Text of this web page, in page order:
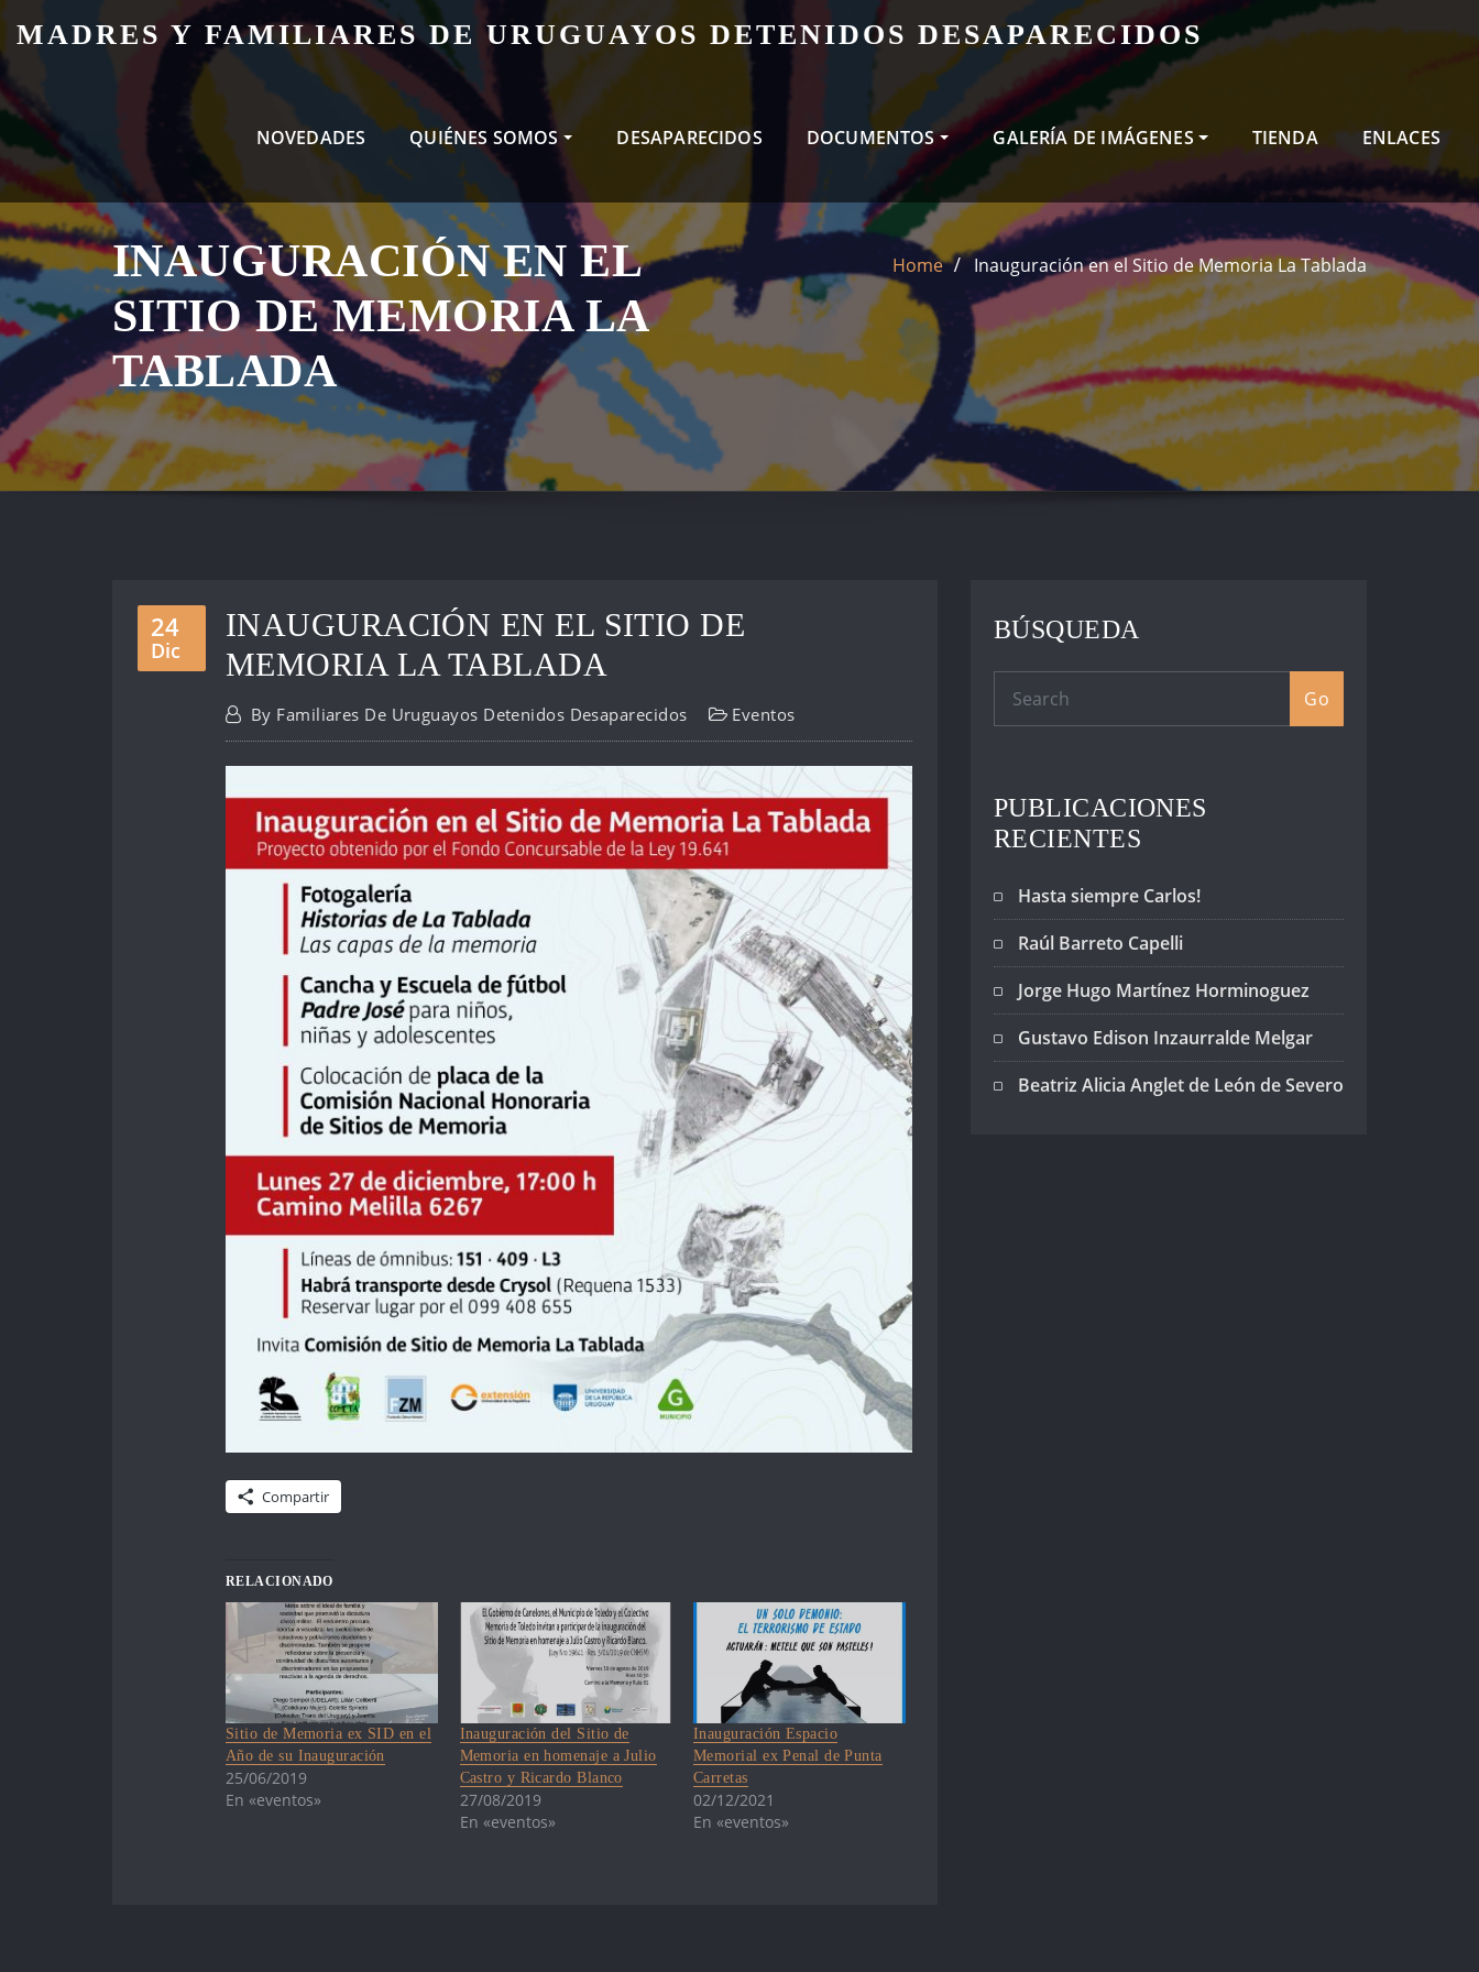
Skip
MADRES Y FAMILIARES DE URUGUAYOS DETENIDOS DESAPARECIDOS
NOVEDADES QUIÉNES SOMOS DESAPARECIDOS DOCUMENTOS GALERÍA DE IMÁGENES TIENDA ENLACES
INAUGURACIÓN EN EL
SITIO DE MEMORIA LA
TABLADA
Home Inauguración en el Sitio de Memoria La Tablada
24
Dic
INAUGURACIÓN EN EL SITIO DE
MEMORIA LA TABLADA
By Familiares De Uruguayos Detenidos Desaparecidos Eventos
Compartir
RELACIONADO
Sitio de Memoria ex SID en el
Año de su Inauguración
25/06/2019
En «eventos»
Inauguración del Sitio de
Memoria en homenaje a Julio
Castro y Ricardo Blanco
27/08/2019
En «eventos»
Inauguración Espacio
Memorial ex Penal de Punta
Carretas
02/12/2021
En «eventos»
BÚSQUEDA
Go
PUBLICACIONES
RECIENTES
Hasta siempre Carlos!
Raúl Barreto Capelli
Jorge Hugo Martínez Horminoguez
Gustavo Edison Inzaurralde Melgar
Beatriz Alicia Anglet de León de Severo